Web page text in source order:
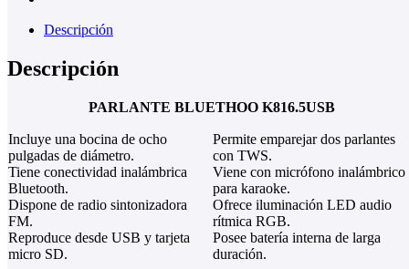
Descripción
Descripción
PARLANTE BLUETHOO K816.5USB
Incluye una bocina de ocho
pulgadas de diámetro.
Tiene conectividad inalámbrica
Bluetooth.
Dispone de radio sintonizadora
FM.
Reproduce desde USB y tarjeta
micro SD.
Permite emparejar dos parlantes
con TWS.
Viene con micrófono inalámbrico
para karaoke.
Ofrece iluminación LED audio
rítmica RGB.
Posee batería interna de larga
duración.